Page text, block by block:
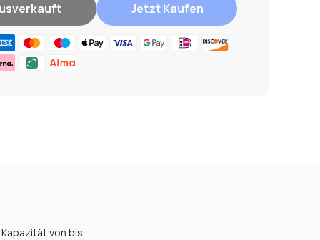
Jetzt Kaufen
von bis